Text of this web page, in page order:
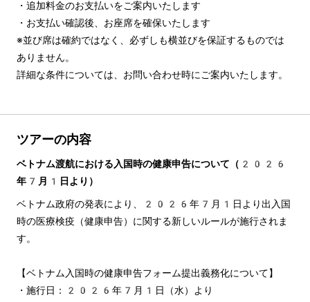
・追加料金のお支払いをご案内いたします
・お支払い確認後、お座席を確保いたします
※並び席は確約ではなく、必ずしも横並びを保証するものでは
ありません。
詳細な条件については、お問い合わせ時にご案内いたします。
ツアーの内容
ベトナム渡航における入国時の健康申告について（2026
年7月1日より）
ベトナム政府の発表により、2026年7月1日より出入国
時の医療検疫（健康申告）に関する新しいルールが施行されま
す。
【ベトナム入国時の健康申告フォーム提出義務化について】
・施行日：2026年7月1日（水）より